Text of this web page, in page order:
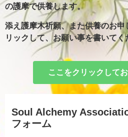
の護摩で供養します。
添え護摩木祈願、また供養のお
リックして、お願い事を書いてく
ここをクリックして
Soul Alchemy
フォーム